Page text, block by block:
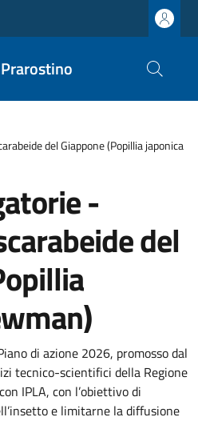
del Giappone (Popillia japonica
-
del
di azione 2026, promosso dal
tecnico-scientifici della Regione
IPLA, con l’obiettivo di
e limitarne la diffusione